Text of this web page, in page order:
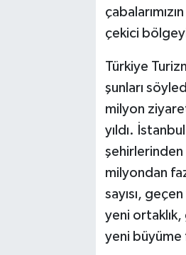
çekici
Türkiye
şunları
milyon
yıldı.
milyondan
sayısı,
yeni
yeni büyüme